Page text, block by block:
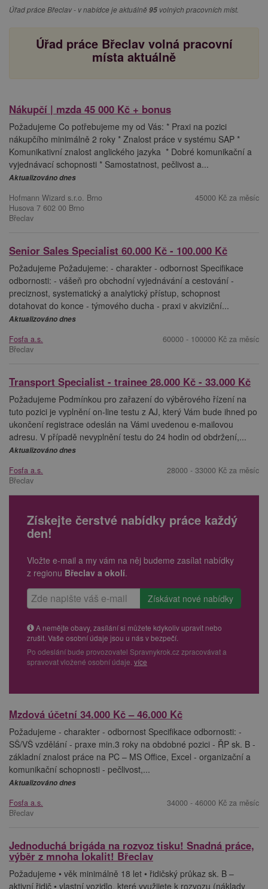
Úřad práce Břeclav - v nabídce je aktuálně 95 volných pracovních míst.
Úřad práce Břeclav volná pracovní
místa aktuálně
Nákupčí | mzda 45 000 Kč + bonus
Požadujeme Co potřebujeme my od Vás: * Praxi na pozici
nákupčího minimálně 2 roky * Znalost práce v systému SAP *
Komunikativní znalost anglického jazyka * Dobré komunikační a
vyjednávací schopnosti * Samostatnost, pečlivost a...
Aktualizováno dnes
Hofmann Wizard s.r.o. Brno
Husova 7 602 00 Brno
Břeclav
45000 Kč za měsíc
Senior Sales Specialist 60.000 Kč - 100.000 Kč
Požadujeme Požadujeme: - charakter - odbornost Specifikace
odbornosti: - vášeň pro obchodní vyjednávání a cestování -
preciznost, systematický a analytický přístup, schopnost
dotahovat do konce - týmového ducha - praxi v akviziční...
Aktualizováno dnes
Fosfa a.s.
Břeclav
60000 - 100000 Kč za měsíc
Transport Specialist - trainee 28.000 Kč - 33.000 Kč
Požadujeme Podmínkou pro zařazení do výběrového řízení na
tuto pozici je vyplnění on-line testu z AJ, který Vám bude ihned po
ukončení registrace odeslán na Vámi uvedenou e-mailovou
adresu. V případě nevyplnění testu do 24 hodin od obdržení,...
Aktualizováno dnes
Fosfa a.s.
Břeclav
28000 - 33000 Kč za měsíc
Získejte čerstvé nabídky práce každý
den!
Vložte e-mail a my vám na něj budeme zasílat nabídky
z regionu Břeclav a okolí.
A nemějte obavy, zasílání si můžete kdykoliv upravit nebo
zrušit. Vaše osobní údaje jsou u nás v bezpečí.
Po odeslání bude provozovatel Spravnykrok.cz zpracovávat a
spravovat vložené osobní údaje. více
Mzdová účetní 34.000 Kč – 46.000 Kč
Požadujeme - charakter - odbornost Specifikace odbornosti: -
SŠ/VŠ vzdělání - praxe min.3 roky na obdobné pozici - ŘP sk. B -
základní znalost práce na PC – MS Office, Excel - organizační a
komunikační schopnosti - pečlivost,...
Aktualizováno dnes
Fosfa a.s.
Břeclav
34000 - 46000 Kč za měsíc
Jednoduchá brigáda na rozvoz tisku! Snadná práce,
výběr z mnoha lokalit! Břeclav
Požadujeme • věk minimálně 18 let • řidičský průkaz sk. B –
aktivní řidič • vlastní vozidlo, které využijete k rozvozu (náklady